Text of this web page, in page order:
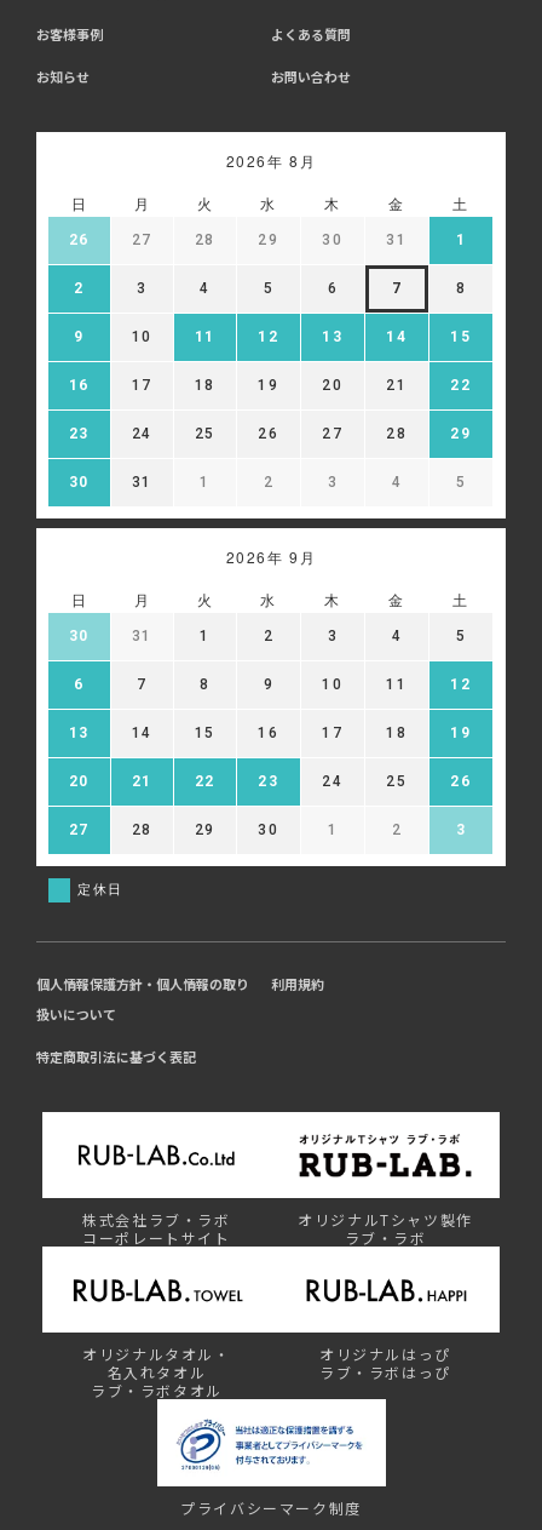
お客様事例 よくある質問
お知らせ お問い合わせ
2026年 8月
日 月 火 水 木 金 土
26 27 28 29 30 31 1
2 3 4 5 6 7 8
9 10 11 12 13 14 15
16 17 18 19 20 21 22
23 24 25 26 27 28 29
30 31 1 2 3 4 5
2026年 9月
日 月 火 水 木 金 土
30 31 1 2 3 4 5
6 7 8 9 10 11 12
13 14 15 16 17 18 19
20 21 22 23 24 25 26
27 28 29 30 1 2 3
定休日
個人情報保護方針・個人情報の取り
扱いについて
利用規約
特定商取引法に基づく表記
株式会社ラブ・ラボ
コーポレートサイト
オリジナルTシャツ製作
ラブ・ラボ
オリジナルタオル・
名入れタオル
ラブ・ラボタオル
オリジナルはっぴ
ラブ・ラボはっぴ
プライバシーマーク制度